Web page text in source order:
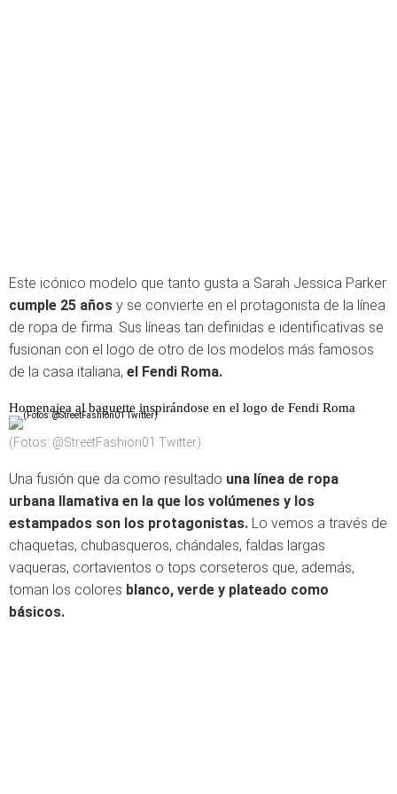
Este icónico modelo que tanto gusta a Sarah Jessica Parker
cumple 25 años y se convierte en el protagonista de la línea
de ropa de firma. Sus líneas tan definidas e identificativas se
fusionan con el logo de otro de los modelos más famosos
de la casa italiana, el Fendi Roma.
Homenajea al baguette inspirándose en el logo de Fendi Roma
(Fotos: @StreetFashion01 Twitter)
Una fusión que da como resultado una línea de ropa
urbana llamativa en la que los volúmenes y los
estampados son los protagonistas. Lo vemos a través de
chaquetas, chubasqueros, chándales, faldas largas
vaqueras, cortavientos o tops corseteros que, además,
toman los colores blanco, verde y plateado como
básicos.